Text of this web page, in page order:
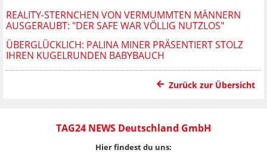
REALITY-STERNCHEN VON VERMUMMTEN MÄNNERN
AUSGERAUBT: "DER SAFE WAR VÖLLIG NUTZLOS"
ÜBERGLÜCKLICH: PALINA MINER PRÄSENTIERT STOLZ
IHREN KUGELRUNDEN BABYBAUCH
Zurück zur Übersicht
TAG24 NEWS Deutschland GmbH
Hier findest du uns: